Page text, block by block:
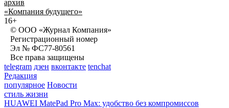
архив
«Компания будущего»
16+
© ООО «Журнал Компания»
Регистрационный номер
Эл № ФС77-80561
Все права защищены
telegram дзен вконтакте tenchat
Редакция
популярное Новости
стиль жизни
HUAWEI MatePad Pro Max: удобство без компромиссов